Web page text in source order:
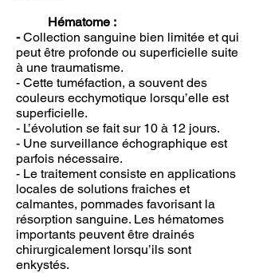
Hématome :
-Collection sanguine bien limitée et qui
peut être profonde ou superficielle suite
à une traumatisme.
- Cette tuméfaction, a souvent des
couleurs ecchymotique lorsqu’elle est
superficielle.
- L’évolution se fait sur 10 à 12 jours.
- Une surveillance échographique est
parfois nécessaire.
- Le traitement consiste en applications
locales de solutions fraiches et
calmantes, pommades favorisant la
résorption sanguine. Les hématomes
importants peuvent être drainés
chirurgicalement lorsqu’ils sont
enkystés.